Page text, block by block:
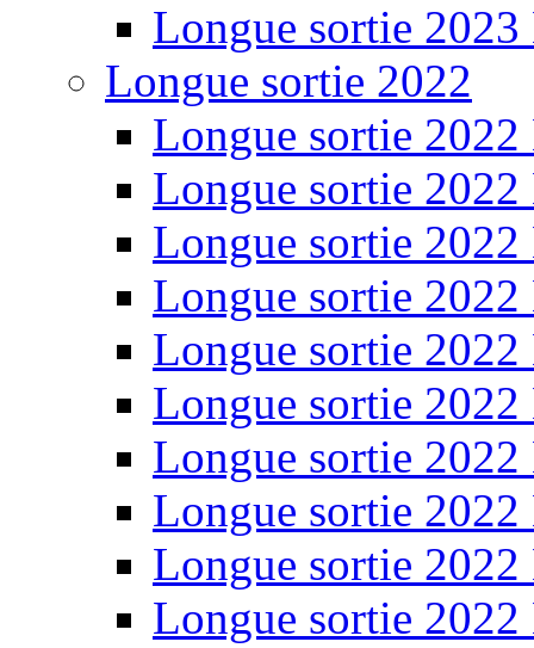
Longue sortie 2023
Longue sortie 2022
Longue sortie 2022
Longue sortie 2022
Longue sortie 2022
Longue sortie 2022
Longue sortie 2022
Longue sortie 2022
Longue sortie 2022
Longue sortie 2022
Longue sortie 2022
Longue sortie 2022